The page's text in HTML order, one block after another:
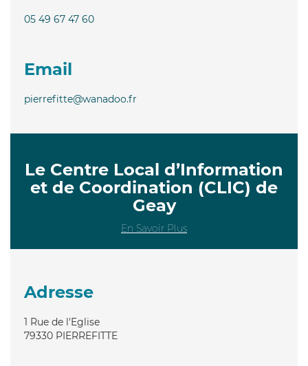
05 49 67 47 60
Email
pierrefitte@wanadoo.fr
Le Centre Local d’Information
et de Coordination (CLIC) de
Geay
En Savoir Plus
Adresse
1 Rue de l'Eglise
79330 PIERREFITTE